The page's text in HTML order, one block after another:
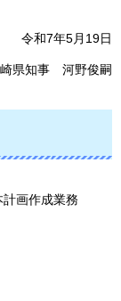
令和7年5月19日
県知事 河野俊嗣
画作成業務